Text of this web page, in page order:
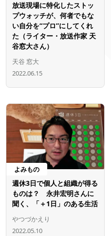
放送現場に特化したストッ
プウォッチが、何者でもな
い自分を“プロ”にしてくれ
た（ライター・放送作家 天
谷窓大さん）
天谷 窓大
2022.06.15
よみもの
週休3日で個人と組織が得る
ものは？ 永井宏明さんに
聞く、「＋1日」のある生活
やつづかえり
2022.05.10